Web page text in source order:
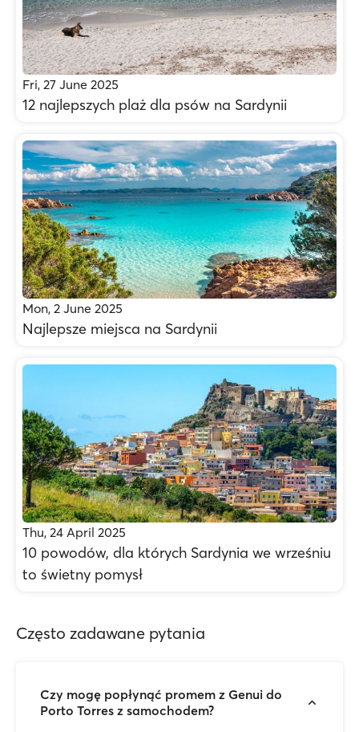
Fri, 27 June 2025
12 najlepszych plaż dla psów na Sardynii
Mon, 2 June 2025
Najlepsze miejsca na Sardynii
Thu, 24 April 2025
10 powodów, dla których Sardynia we wrześniu
to świetny pomysł
Często zadawane pytania
Czy mogę popłynąć promem z Genui do
Porto Torres z samochodem?